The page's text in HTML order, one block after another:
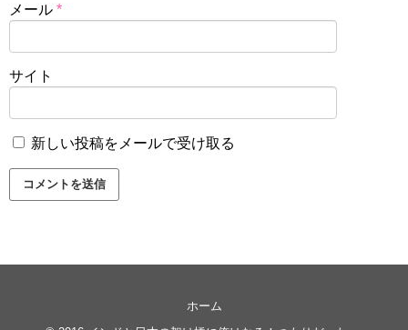
メール *
サイト
新しい投稿をメールで受け取る
ホーム